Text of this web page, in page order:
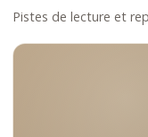
Pistes de lecture et